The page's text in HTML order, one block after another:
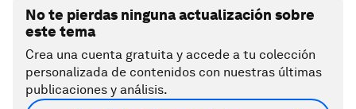
No te pierdas ninguna actualización sobre
este tema
Crea una cuenta gratuita y accede a tu colección
personalizada de contenidos con nuestras últimas
publicaciones y análisis.